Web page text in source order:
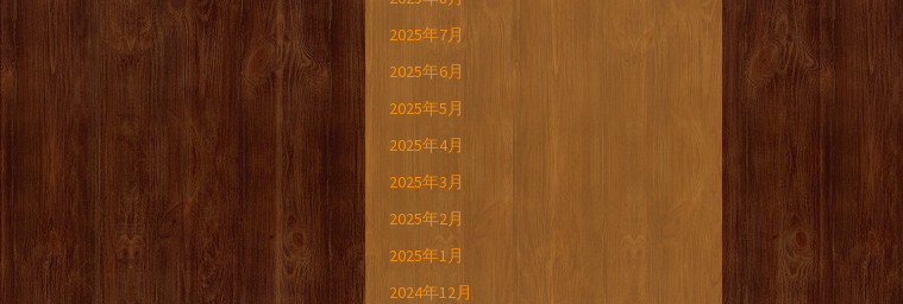
2025年7月
2025年6月
2025年5月
2025年4月
2025年3月
2025年2月
2025年1月
2024年12月